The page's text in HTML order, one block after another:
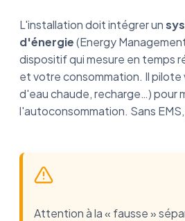
L'installation doit intégrer un
d'énergie(Energy
dispositif qui mesure en temps
et votre consommation. Il pilote
d'eau chaude, recharge…) pour
l'autoconsommation. Sans
Attention à la « fausse »